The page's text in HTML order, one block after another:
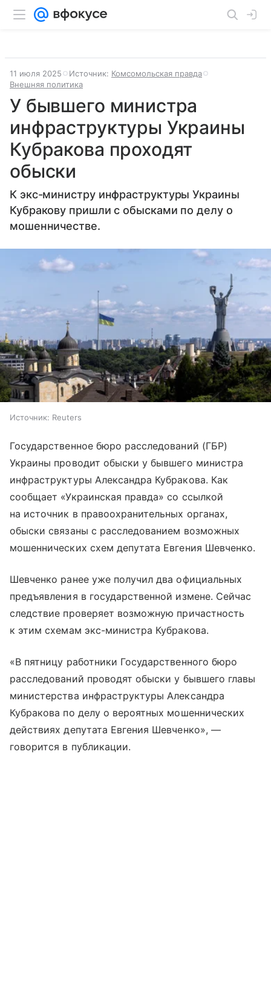
11 июля 2025 Источник: Комсомольская правда
Внешняя политика
У бывшего министра
инфраструктуры Украины
Кубракова проходят
обыски
К экс-министру инфраструктуры Украины
Кубракову пришли с обысками по делу о
мошенничестве.
Источник: Reuters
Государственное бюро расследований (ГБР)
Украины проводит обыски у бывшего министра
инфраструктуры Александра Кубракова. Как
сообщает «Украинская правда» со ссылкой
на источник в правоохранительных органах,
обыски связаны с расследованием возможных
мошеннических схем депутата Евгения Шевченко.
Шевченко ранее уже получил два официальных
предъявления в государственной измене. Сейчас
следствие проверяет возможную причастность
к этим схемам экс-министра Кубракова.
«В пятницу работники Государственного бюро
расследований проводят обыски у бывшего главы
министерства инфраструктуры Александра
Кубракова по делу о вероятных мошеннических
действиях депутата Евгения Шевченко», —
говорится в публикации.